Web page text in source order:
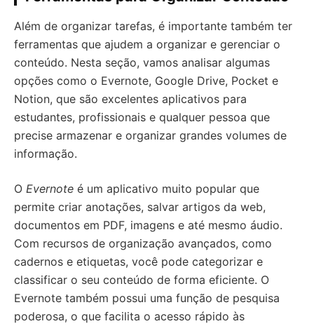
Além de organizar tarefas, é importante também ter
ferramentas que ajudem a organizar e gerenciar o
conteúdo. Nesta seção, vamos analisar algumas
opções como o Evernote, Google Drive, Pocket e
Notion, que são excelentes aplicativos para
estudantes, profissionais e qualquer pessoa que
precise armazenar e organizar grandes volumes de
informação.
O Evernote é um aplicativo muito popular que
permite criar anotações, salvar artigos da web,
documentos em PDF, imagens e até mesmo áudio.
Com recursos de organização avançados, como
cadernos e etiquetas, você pode categorizar e
classificar o seu conteúdo de forma eficiente. O
Evernote também possui uma função de pesquisa
poderosa, o que facilita o acesso rápido às